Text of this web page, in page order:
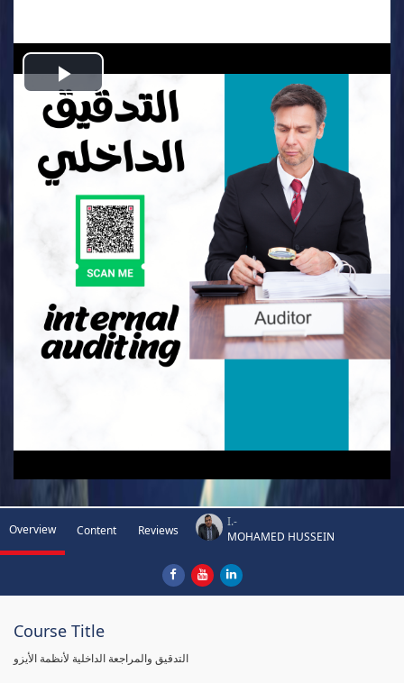
Play
Video
Overview Content Reviews
I.-
MOHAMED HUSSEIN
Course Title
التدقيق والمراجعة الداخلية لأنظمة الأيزو